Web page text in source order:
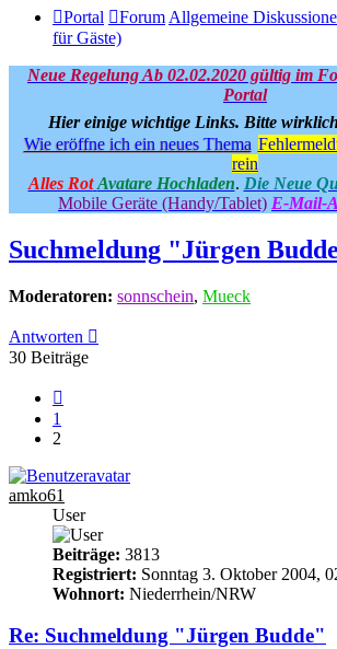
Portal Forum Allgemeine
für Gäste)
Neue Regelung Ab 02.02.2020 gültig im
Portal
Hier einige wichtige Links. Bitte
Wie eröffne ich ein neues Thema
rein
Alles Rot Avatare Hochladen. Die Neue
Mobile Geräte (Handy/Tablet) E-Mail-
Suchmeldung "Jürgen
Moderatoren: sonnschein, Mueck
Antworten
30 Beiträge
1
2
amko61
User
Beiträge: 3813
Registriert: Sonntag 3. Oktober 2004,
Wohnort: Niederrhein/NRW
Re: Suchmeldung "Jürgen Budde"